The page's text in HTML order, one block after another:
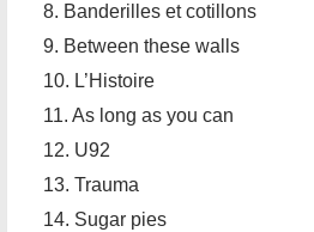
8. Banderilles et cotillons
9. Between these walls
10. L’Histoire
11. As long as you can
12. U92
13. Trauma
14. Sugar pies